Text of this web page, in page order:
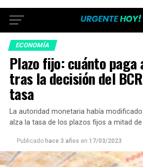
ECONOMÍA
Plazo fijo: cuánto paga
tras la decisión del
tasa
La autoridad monetaria había
alza la tasa de los plazos fijos a mitad
Publicado hace 3 años en 17/03/2023